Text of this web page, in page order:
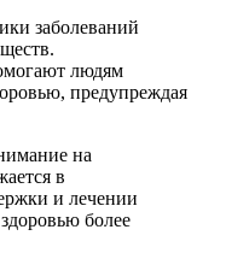
заболеваний
людям
предупреждая
на
в
и лечении
более